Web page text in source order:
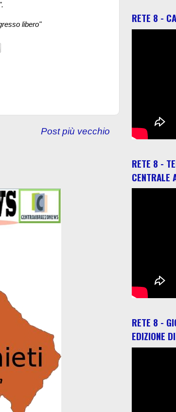
Post più vecchio
RETE 8 -
RETE 8 -
CENTRALE
RETE 8 -
EDIZIONE